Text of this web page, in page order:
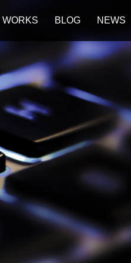
WORKS BLOG NEWS